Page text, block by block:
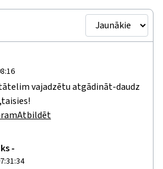
vajadzētu atgādināt-daudz
Atbildēt
-